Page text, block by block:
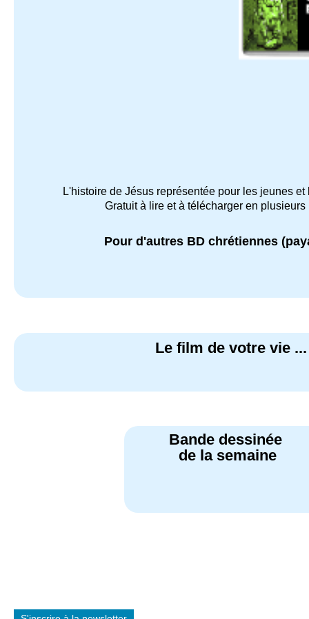
L'histoire de Jésus représentée pour les jeunes
Gratuit à lire et à télécharger en plusieurs
Pour d'autres BD chrétiennes
Le film de votre vie
Bande dessinée
de la semaine